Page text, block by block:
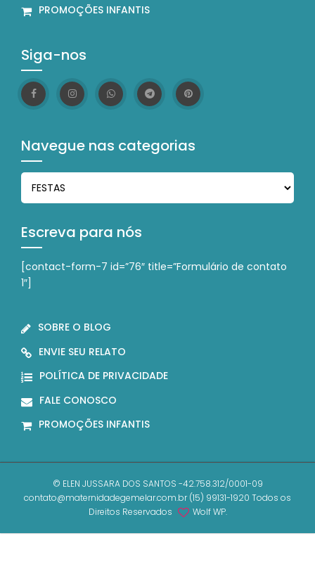
PROMOÇÕES INFANTIS
Siga-nos
Navegue nas categorias
Navegue nas categorias
Escreva para nós
[contact-form-7 id=”76″ title=”Formulário de contato
1″]
SOBRE O BLOG
ENVIE SEU RELATO
POLÍTICA DE PRIVACIDADE
FALE CONOSCO
PROMOÇÕES INFANTIS
© ELEN JUSSARA DOS SANTOS -42.758.312/0001-09
contato@maternidadegemelar.com.br (15) 99131-1920 Todos os
Direitos Reservados
Wolf WP.